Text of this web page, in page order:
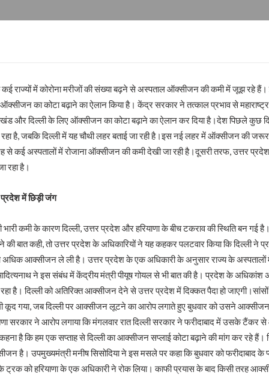
है’ से परिचित हुए लोग
!
!
इलैक्शन’ : डॉ राजीव
राज्यों में कोरोना मरीजों की संख्या बढ़ने से अस्पताल ऑक्सीजन की कमी में जूझ रहे
का कोटा बढ़ाने का ऐलान किया है। केंद्र सरकार ने तत्काल प्रभाव से महाराष्ट्र
और दिल्ली के लिए ऑक्सीजन का कोटा बढ़ाने का ऐलान कर दिया है।देश पिछले कुछ
है, जबकि दिल्ली में यह चौथी लहर बताई जा रही है।इस नई लहर में ऑक्सीजन की
से कई अस्पतालों में रोजाना ऑक्सीजन की कमी देखी जा रही है।दूसरी तरफ, उत्तर
रहा है।
प्रदेश में छिड़ी जंग
कमी के कारण दिल्ली, उत्तर प्रदेश और हरियाणा के बीच टकराव की स्थिति बन गई
की बात कही, तो उत्तर प्रदेश के अधिकारियों ने यह कहकर पलटवार किया कि दिल्ली
आक्सीजन ले ली है। उत्तर प्रदेश के एक अधिकारी के अनुसार राज्य के
ने इस संबंध में केंद्रीय मंत्री पीयूष गोयल से भी बात की है। प्रदेश के अधिकांश
है। दिल्ली को अतिरिक्त आक्सीजन देने से उत्तर प्रदेश में दिक्कत पैदा हो
कूद गया, जब दिल्ली पर आक्सीजन लूटने का आरोप लगाते हुए बुधवार को उसने आक्सीजन
सरकार ने आरोप लगाया कि मंगलवार रात दिल्ली सरकार ने फरीदाबाद में उसके टैंकर
है कि हम एक सप्ताह से दिल्ली का आक्सीजन सप्लाई कोटा बढ़ाने की मांग कर रहे हैं।
है। उपमुख्यमंत्री मनीष सिसोदिया ने इस मसले पर कहा कि बुधवार को फरीदाबाद के
को हरियाणा के एक अधिकारी ने रोक लिया। काफी प्रयास के बाद किसी तरह